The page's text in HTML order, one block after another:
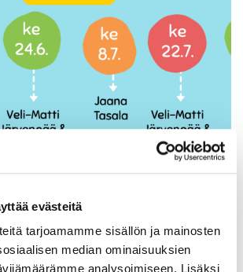
evästeitä
tarjoamamme sisällön ja mainosten
median ominaisuuksien
analysoimiseen. Lisäksi